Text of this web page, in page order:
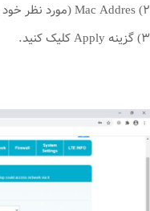
۲) Mac Addres (مورد نظر خود را وارد نمایید
۳) گزینه Apply کلیک کنید.